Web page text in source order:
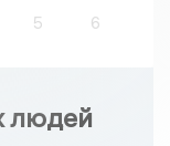
5 6
людей